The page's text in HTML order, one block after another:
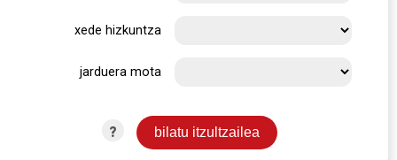
xede hizkuntza
jarduera mota
?